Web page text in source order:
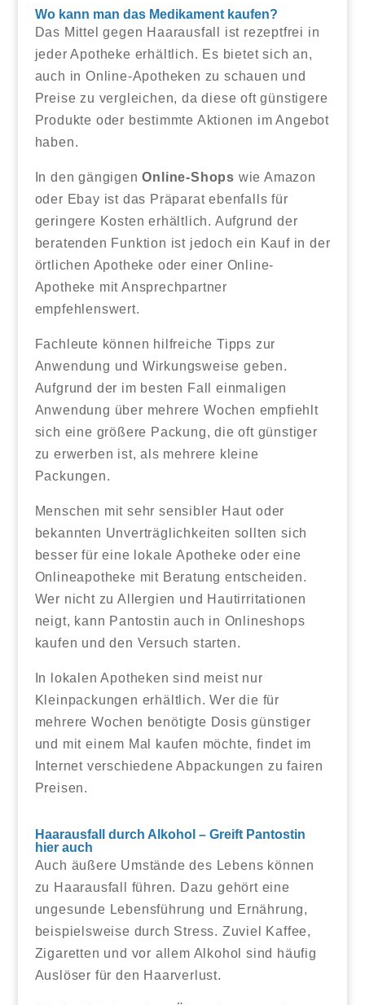
Wo kann man das Medikament kaufen?
Das Mittel gegen Haarausfall ist rezeptfrei in
jeder Apotheke erhältlich. Es bietet sich an,
auch in Online-Apotheken zu schauen und
Preise zu vergleichen, da diese oft günstigere
Produkte oder bestimmte Aktionen im Angebot
haben.
In den gängigenOnline-Shops wie Amazon
oder Ebay ist das Präparat ebenfalls für
geringere Kosten erhältlich. Aufgrund der
beratenden Funktion ist jedoch ein Kauf in der
örtlichen Apotheke oder einer Online-
Apotheke mit Ansprechpartner
empfehlenswert.
Fachleute können hilfreiche Tipps zur
Anwendung und Wirkungsweise geben.
Aufgrund der im besten Fall einmaligen
Anwendung über mehrere Wochen empfiehlt
sich eine größere Packung, die oft günstiger
zu erwerben ist, als mehrere kleine
Packungen.
Menschen mit sehr sensibler Haut oder
bekannten Unverträglichkeiten sollten sich
besser für eine lokale Apotheke oder eine
Onlineapotheke mit Beratung entscheiden.
Wer nicht zu Allergien und Hautirritationen
neigt, kann Pantostin auch in Onlineshops
kaufen und den Versuch starten.
In lokalen Apotheken sind meist nur
Kleinpackungen erhältlich. Wer die für
mehrere Wochen benötigte Dosis günstiger
und mit einem Mal kaufen möchte, findet im
Internet verschiedene Abpackungen zu fairen
Preisen.
Haarausfall durch Alkohol – Greift Pantostin
hier auch
Auch äußere Umstände des Lebens können
zu Haarausfall führen. Dazu gehört eine
ungesunde Lebensführung und Ernährung,
beispielsweise durch Stress. Zuviel Kaffee,
Zigaretten und vor allem Alkohol sind häufig
Auslöser für den Haarverlust.